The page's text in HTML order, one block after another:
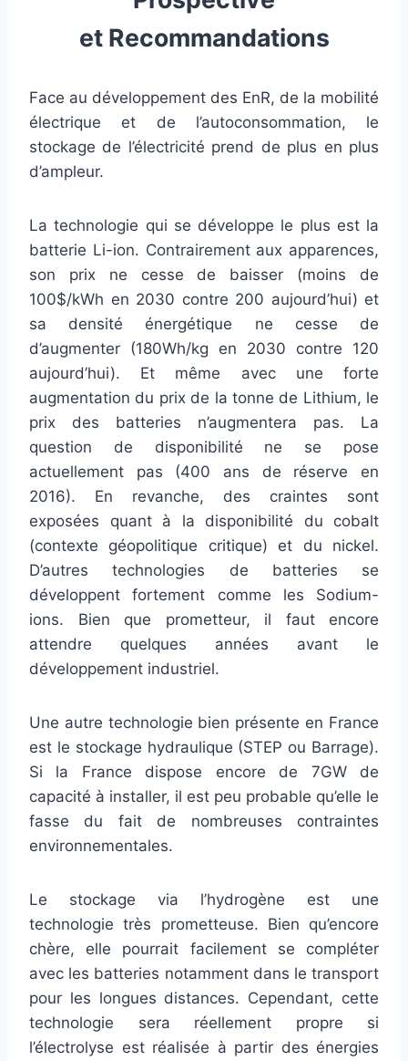
et Recommandations
Face au développement des EnR, de la mobilité
électrique et de l’autoconsommation, le
stockage de l’électricité prend de plus en plus
d’ampleur.
La technologie qui se développe le plus est la
batterie Li-ion. Contrairement aux apparences,
son prix ne cesse de baisser (moins de
100$/kWh en 2030 contre 200 aujourd’hui) et
sa densité énergétique ne cesse de
d’augmenter (180Wh/kg en 2030 contre 120
aujourd’hui). Et même avec une forte
augmentation du prix de la tonne de Lithium, le
prix des batteries n’augmentera pas. La
question de disponibilité ne se pose
actuellement pas (400 ans de réserve en
2016). En revanche, des craintes sont
exposées quant à la disponibilité du cobalt
(contexte géopolitique critique) et du nickel.
D’autres technologies de batteries se
développent fortement comme les Sodium-
ions. Bien que prometteur, il faut encore
attendre quelques années avant le
développement industriel.
Une autre technologie bien présente en France
est le stockage hydraulique (STEP ou Barrage).
Si la France dispose encore de 7GW de
capacité à installer, il est peu probable qu’elle le
fasse du fait de nombreuses contraintes
environnementales.
Le stockage via l’hydrogène est une
technologie très prometteuse. Bien qu’encore
chère, elle pourrait facilement se compléter
avec les batteries notamment dans le transport
pour les longues distances. Cependant, cette
technologie sera réellement propre si
l’électrolyse est réalisée à partir des énergies